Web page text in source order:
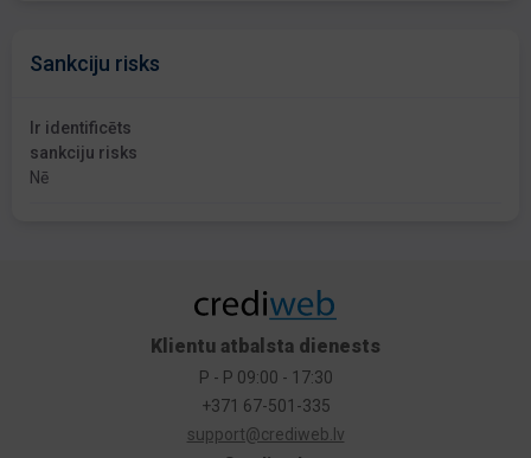
Sankciju risks
Ir identificēts
sankciju risks
Nē
Klientu atbalsta dienests
P - P 09:00 - 17:30
+371 67-501-335
support@crediweb.lv